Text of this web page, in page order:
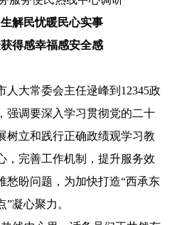
解民忧暖民心实事
得感幸福感安全感
人大常委会主任逯峰到 12345政
强调要深入学习贯彻党的二十
树立和践行正确政绩观学习教
， 完善工作机制，提升服务效
愁盼问题 ， 为加快打造“西承东
”凝心聚力 。